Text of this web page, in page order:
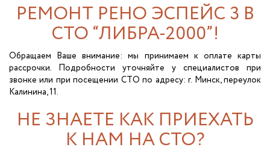
РЕМОНТ РЕНО ЭСПЕЙС 3 В
СТО “ЛИБРА-2000”!
Обращаем Ваше внимание: мы принимаем к оплате карты
рассрочки. Подробности уточняйте у специалистов при
звонке или при посещении СТО по адресу: г. Минск, переулок
Калинина, 11.
НЕ ЗНАЕТЕ КАК ПРИЕХАТЬ
К НАМ НА СТО?